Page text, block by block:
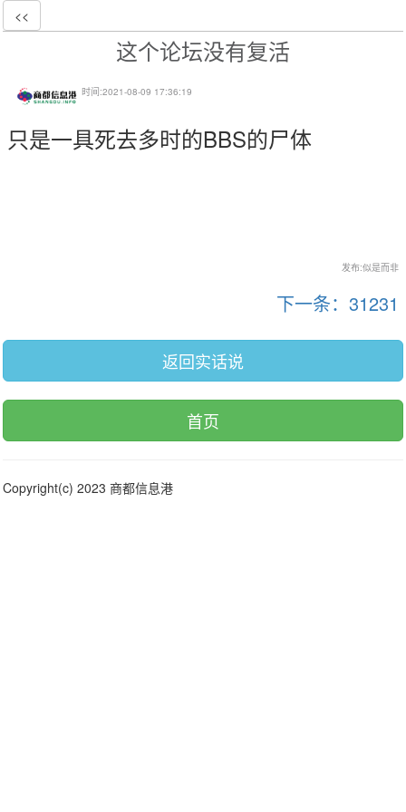
<<
这个论坛没有复活
时间:2021-08-09 17:36:19
只是一具死去多时的BBS的尸体
发布:似是而非
下一条：31231
返回实话说
首页
Copyright(c) 2023 商都信息港